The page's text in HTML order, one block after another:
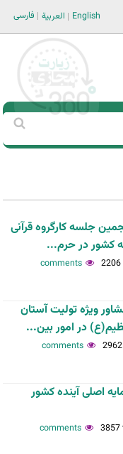
فارسی العربية English
جلسه کارگروه قرآنی
کشور در حرم...
ویژه تولیت آستان
در امور بین...
اصلی آینده کشور
3857